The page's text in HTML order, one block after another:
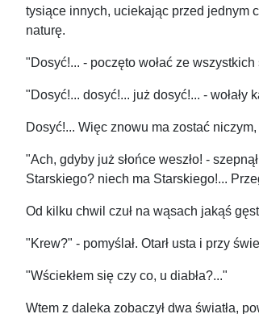
tysiące innych, uciekając przed jednym
naturę.
"Dosyć!... - poczęto wołać ze
"Dosyć!... dosyć!... już dosyć!... -
Dosyć!... Więc znowu ma zostać
"Ach, gdyby już słońce weszło! -
Starskiego? niech ma Starskiego!...
Od kilku chwil czuł na wąsach jakąś
"Krew?" - pomyślał. Otarł usta i przy
"Wściekłem się czy co, u diabła?..."
Wtem z daleka zobaczył dwa światła,